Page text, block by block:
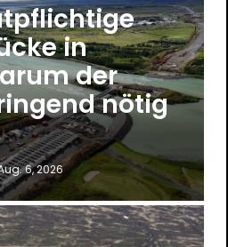
in
der
nötig
6, 2026